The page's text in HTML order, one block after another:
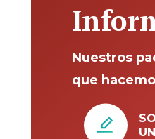
Nuestros
que